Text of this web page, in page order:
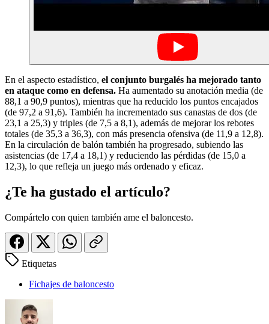
En el aspecto estadístico, el conjunto burgalés ha mejorado tanto
en ataque como en defensa. Ha aumentado su anotación media (de
88,1 a 90,9 puntos), mientras que ha reducido los puntos encajados
(de 97,2 a 91,6). También ha incrementado sus canastas de dos (de
23,1 a 25,3) y triples (de 7,5 a 8,1), además de mejorar los rebotes
totales (de 35,3 a 36,3), con más presencia ofensiva (de 11,9 a 12,8).
En la circulación de balón también ha progresado, subiendo las
asistencias (de 17,4 a 18,1) y reduciendo las pérdidas (de 15,0 a
12,3), lo que refleja un juego más ordenado y eficaz.
¿Te ha gustado el artículo?
Compártelo con quien también ame el baloncesto.
Etiquetas
Fichajes de baloncesto